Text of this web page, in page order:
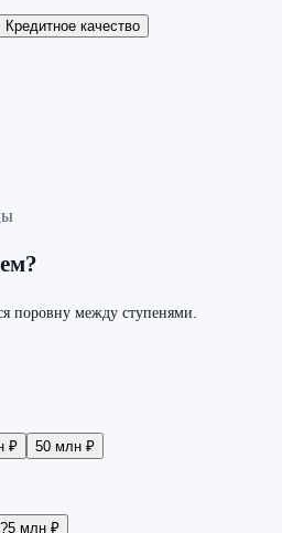
Кредитное качество
поровну между ступенями.
₽
50 млн ₽
5 млн ₽